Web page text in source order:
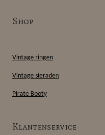
Shop
Vintage ringen
Vintage sieraden
Pirate Booty
Klantenservice